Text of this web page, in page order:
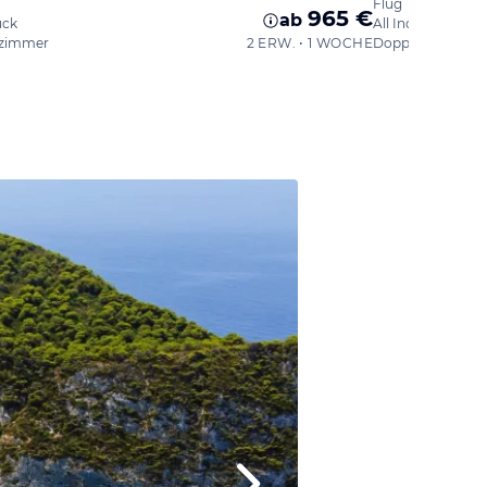
ab 965 €
2 ERW. • 1 WOCHE
Flug
All Inclusive
Doppelzimmer